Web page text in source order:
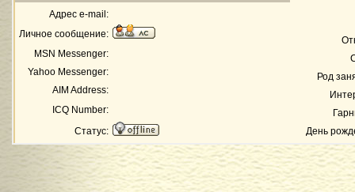
Род
День
Адрес e-mail:
Личное сообщение:
MSN Messenger:
Yahoo Messenger:
AIM Address:
ICQ Number:
Статус: